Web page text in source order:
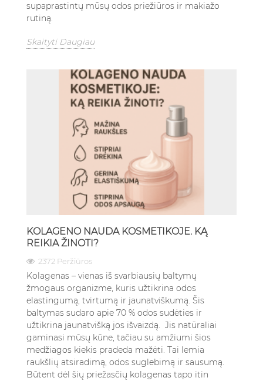
supaprastintų mūsų odos priežiūros ir makiažo
rutiną.
Skaityti Daugiau
KOLAGENO NAUDA KOSMETIKOJE. KĄ
REIKIA ŽINOTI?
2372 Peržiūros
Kolagenas – vienas iš svarbiausių baltymų
žmogaus organizme, kuris užtikrina odos
elastingumą, tvirtumą ir jaunatviškumą. Šis
baltymas sudaro apie 70 % odos sudėties ir
užtikrina jaunatvišką jos išvaizdą. Jis natūraliai
gaminasi mūsų kūne, tačiau su amžiumi šios
medžiagos kiekis pradeda mažėti. Tai lemia
raukšlių atsiradimą, odos suglebimą ir sausumą.
Būtent dėl šių priežasčių kolagenas tapo itin